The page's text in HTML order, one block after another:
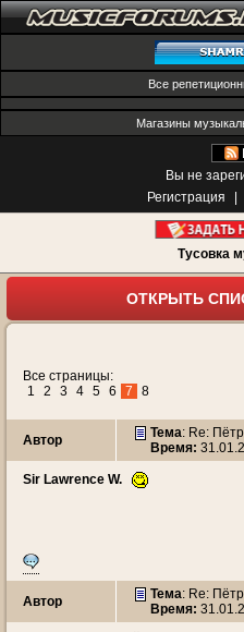
Все
Магазины
Вы не
Регистрация
Тусовка
ОТКРЫТЬ
Все страницы:
1
2 3 4 5 6 7 8
Автор Тема: Re:
Время:
Sir Lawrence W.
Автор Тема: Re:
Время: